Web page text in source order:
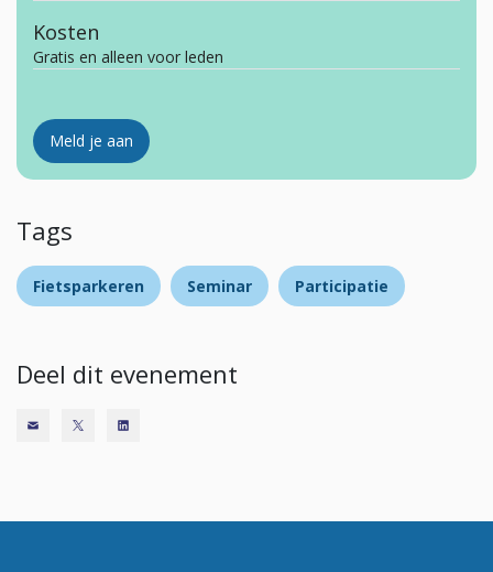
Kosten
Gratis en alleen voor leden
Meld je aan
Tags
Fietsparkeren Seminar Participatie
Deel dit evenement